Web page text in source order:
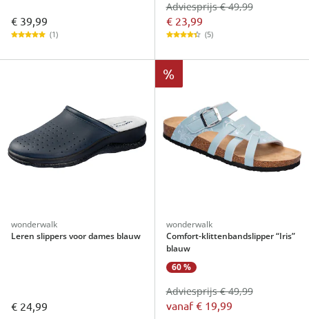
€ 39,99
(1)
€ 23,99
Adviesprijs € 49,99
(5)
wonderwalk
Leren slippers voor dames blauw
€ 24,99
%
wonderwalk
Comfort-klittenbandslipper “Iris”
blauw
60 %
vanaf€ 19,99
Adviesprijs € 49,99